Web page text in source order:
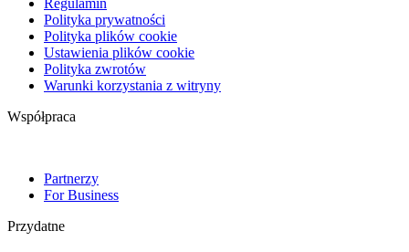
Polityka prywatności
Polityka plików cookie
Ustawienia plików cookie
Polityka zwrotów
Warunki korzystania z witryny
Współpraca
Partnerzy
For Business
Przydatne